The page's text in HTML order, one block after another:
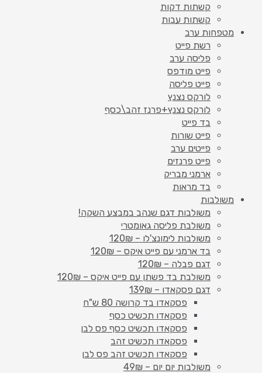
קשתות דקות
קשתות עבות
מטפחות ערב
רשת פייט
פליסה ערב
פייט מודפס
פייט פליסה
לורקס נצנץ
לורקס נצנץ+פרנז זהב\כסף
בד פייט
פייט שורות
פייטים ערב
פייט פרנזים
ארמני מבריק
בד מראות
משולבות
משולבות דגם שנהב במבצע השקה!
משולבת פליסה גאומטרי
משולבות לימונצ'לו – 120₪
בד ארמני עם פייט איקס – 120₪
דגם פבלה – 120₪
משולבת בד פשתן עם פייט איקס – 120₪
דגם פסקאדו – 139₪
פסקאדו בד קרושה 80 ש"ח
פסקאדו תכשיט כסף
פסקאדו תכשיט כסף פס לבן
פסקאדו תכשיט זהב
פסקאדו תכשיט זהב פס לבן
משולבות יום יום – 49₪